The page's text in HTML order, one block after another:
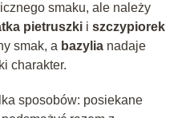
smaku, ale należy
pietruszkii szczypiorek
smak, a bazylianadaje
charakter.
sposobów: posiekane